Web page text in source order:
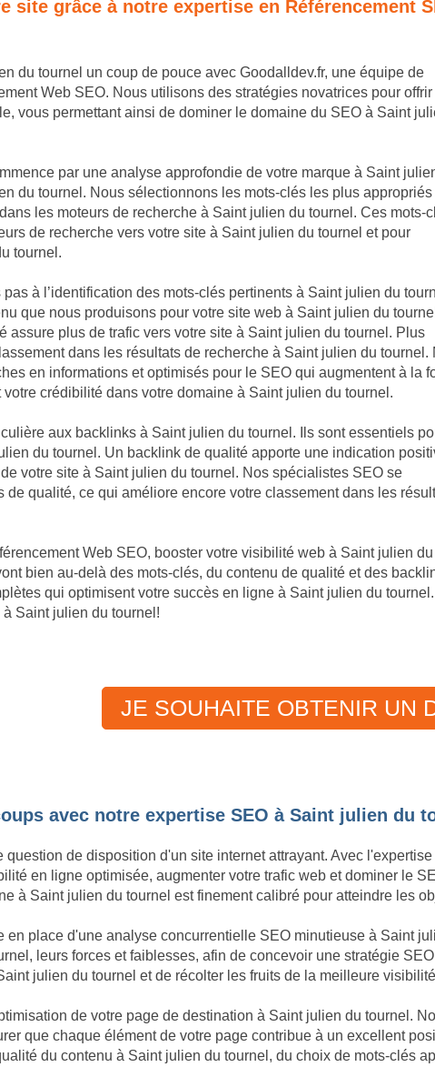
site grâce à notre expertise en Référencement
du tournel un coup de pouce avec Goodalldev.fr, une équipe de
Web SEO. Nous utilisons des stratégies novatrices pour
vous permettant ainsi de dominer le domaine du SEO à Saint
par une analyse approfondie de votre marque à Saint
du tournel. Nous sélectionnons les mots-clés les plus appropriés
les moteurs de recherche à Saint julien du tournel. Ces mots-
de recherche vers votre site à Saint julien du tournel et pour
tournel.
à l’identification des mots-clés pertinents à Saint julien du
que nous produisons pour votre site web à Saint julien du
assure plus de trafic vers votre site à Saint julien du tournel. Plus
dans les résultats de recherche à Saint julien du tournel.
en informations et optimisés pour le SEO qui augmentent à la
crédibilité dans votre domaine à Saint julien du tournel.
aux backlinks à Saint julien du tournel. Ils sont essentiels
du tournel. Un backlink de qualité apporte une indication
votre site à Saint julien du tournel. Nos spécialistes SEO se
qualité, ce qui améliore encore votre classement dans les
Web SEO, booster votre visibilité web à Saint julien du
bien au-delà des mots-clés, du contenu de qualité et des
qui optimisent votre succès en ligne à Saint julien du tournel.
Saint julien du tournel!
JE SOUHAITE OBTENIR UN
avec notre expertise SEO à Saint julien du
question de disposition d'un site internet attrayant. Avec
en ligne optimisée, augmenter votre trafic web et dominer le
à Saint julien du tournel est finement calibré pour atteindre les
en place d'une analyse concurrentielle SEO minutieuse à Saint
leurs forces et faiblesses, afin de concevoir une stratégie
julien du tournel et de récolter les fruits de la meilleure
de votre page de destination à Saint julien du tournel.
que chaque élément de votre page contribue à un excellent
du contenu à Saint julien du tournel, du choix de mots-clés